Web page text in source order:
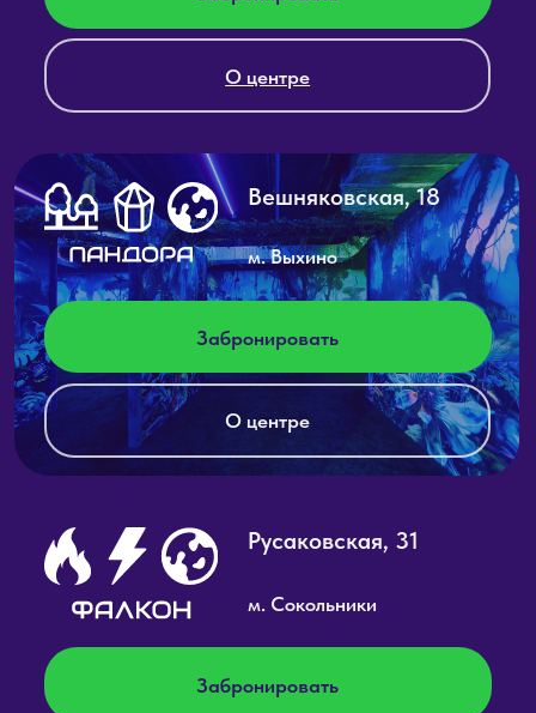
День рождения
Корпоратив
Выездные игры
ООО "Реактор", 111538, г. Москва, ул. Вешняковская, д.18
Instagram принадлежит компании Мета, признанной
экстремистской организацией и запрещенной в РФ
Политика
конфиденциальности
Согласие на обработку
данных
Политика обработки
файлов cookie
Активировать
сертификат Благотворительные игры
Сценарный лазертаг
Классический лазертаг
Выпускной
Центры
Легион | Крылатское
Реактор | Тропарёво
Пандора | Выхино
Фалкон | Сокольники